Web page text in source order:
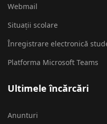
Webmail
Situații scolare
Înregistrare electronică
Platforma Microsoft Teams
Ultimele încărcări
Anunturi